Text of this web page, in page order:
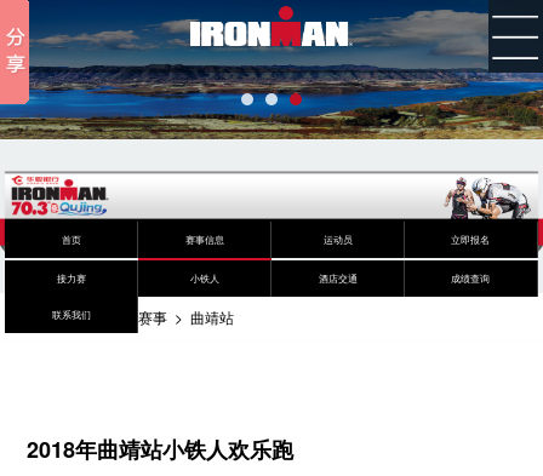
首页 赛事信息 运动员 立即报名
接力赛 小铁人 酒店交通 成绩查询
联系我们
您的位置： 首页 赛事 > 曲靖站
2018年曲靖站小铁人欢乐跑